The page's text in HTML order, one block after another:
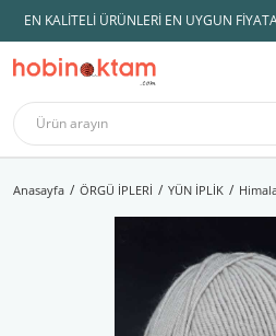
EN KALİTELİ ÜRÜNLERİ EN UYGUN
Anasayfa ÖRGÜ İPLERİ YÜN İPLİK